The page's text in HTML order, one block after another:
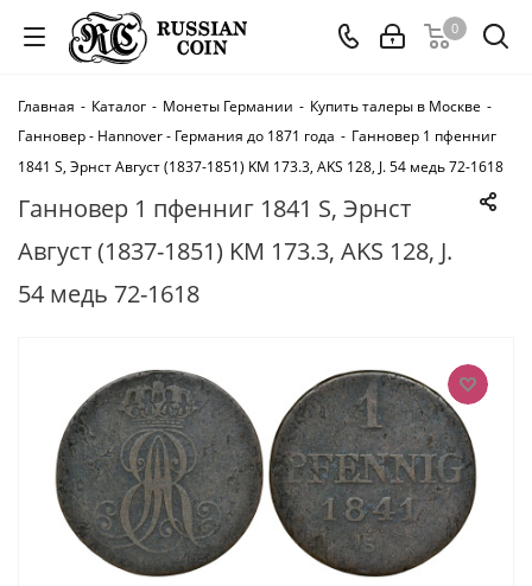
0
Главная - Каталог - Монеты Германии - Купить талеры в Москве -
Ганновер - Hannover - Германия до 1871 года - Ганновер 1 пфенниг
1841 S, Эрнст Август (1837-1851) KM 173.3, AKS 128, J. 54 медь 72-1618
Ганновер 1 пфенниг 1841 S, Эрнст
Август (1837-1851) KM 173.3, AKS 128, J.
54 медь 72-1618